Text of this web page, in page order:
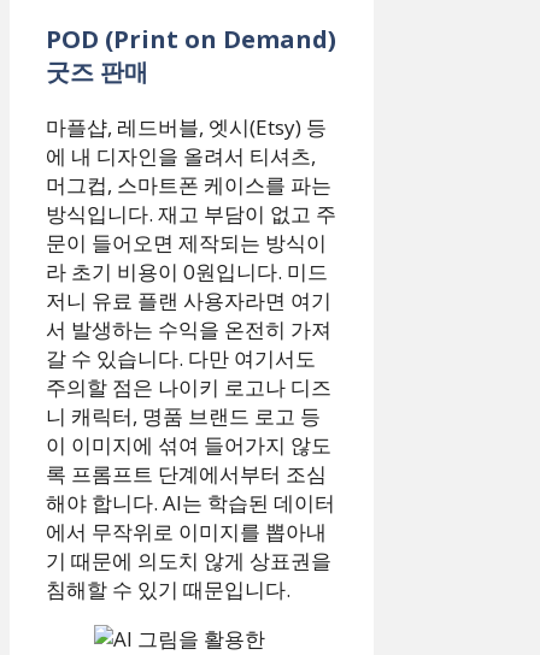
POD (Print on Demand)
굿즈 판매
마플샵, 레드버블, 엣시(Etsy) 등
에 내 디자인을 올려서 티셔츠,
머그컵, 스마트폰 케이스를 파는
방식입니다. 재고 부담이 없고 주
문이 들어오면 제작되는 방식이
라 초기 비용이 0원입니다. 미드
저니 유료 플랜 사용자라면 여기
서 발생하는 수익을 온전히 가져
갈 수 있습니다. 다만 여기서도
주의할 점은 나이키 로고나 디즈
니 캐릭터, 명품 브랜드 로고 등
이 이미지에 섞여 들어가지 않도
록 프롬프트 단계에서부터 조심
해야 합니다. AI는 학습된 데이터
에서 무작위로 이미지를 뽑아내
기 때문에 의도치 않게 상표권을
침해할 수 있기 때문입니다.